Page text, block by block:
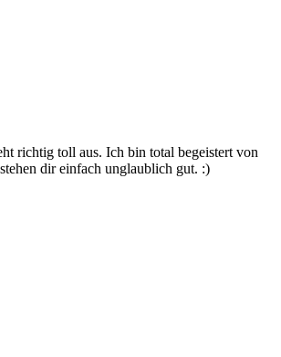
richtig toll aus. Ich bin total begeistert von
dir einfach unglaublich gut. :)